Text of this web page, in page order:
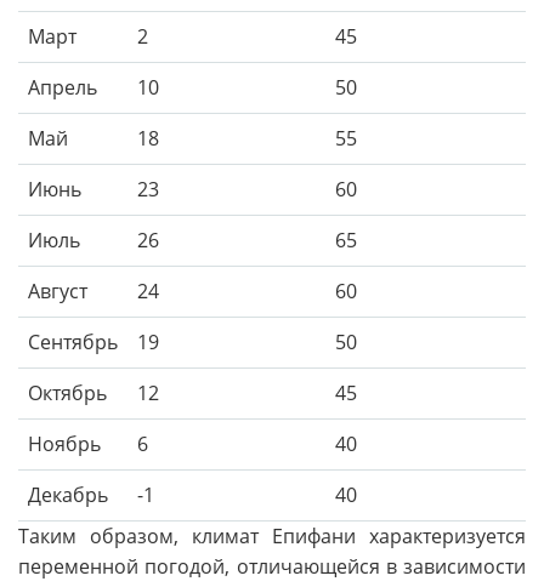
Март
2
45
Апрель
10
50
Май
18
55
Июнь
23
60
Июль
26
65
Август
24
60
Сентябрь
19
50
Октябрь
12
45
Ноябрь
6
40
Декабрь
-1
40
Таким образом, климат Епифани характеризуется
переменной погодой, отличающейся в зависимости